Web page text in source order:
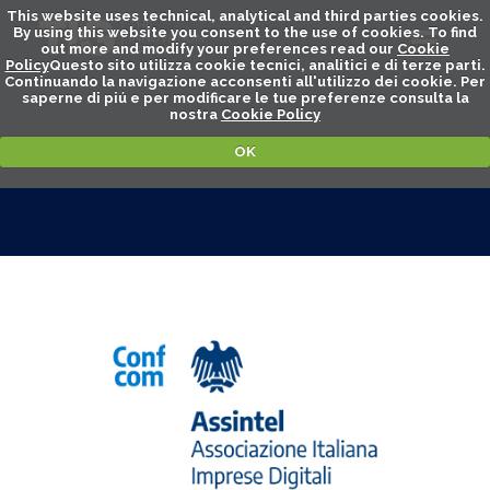
This website uses technical, analytical and third parties cookies.
By using this website you consent to the use of cookies. To find
out more and modify your preferences read our Cookie
PolicyQuesto sito utilizza cookie tecnici, analitici e di terze parti.
Continuando la navigazione acconsenti all'utilizzo dei cookie. Per
saperne di piú e per modificare le tue preferenze consulta la
nostra Cookie Policy
OK